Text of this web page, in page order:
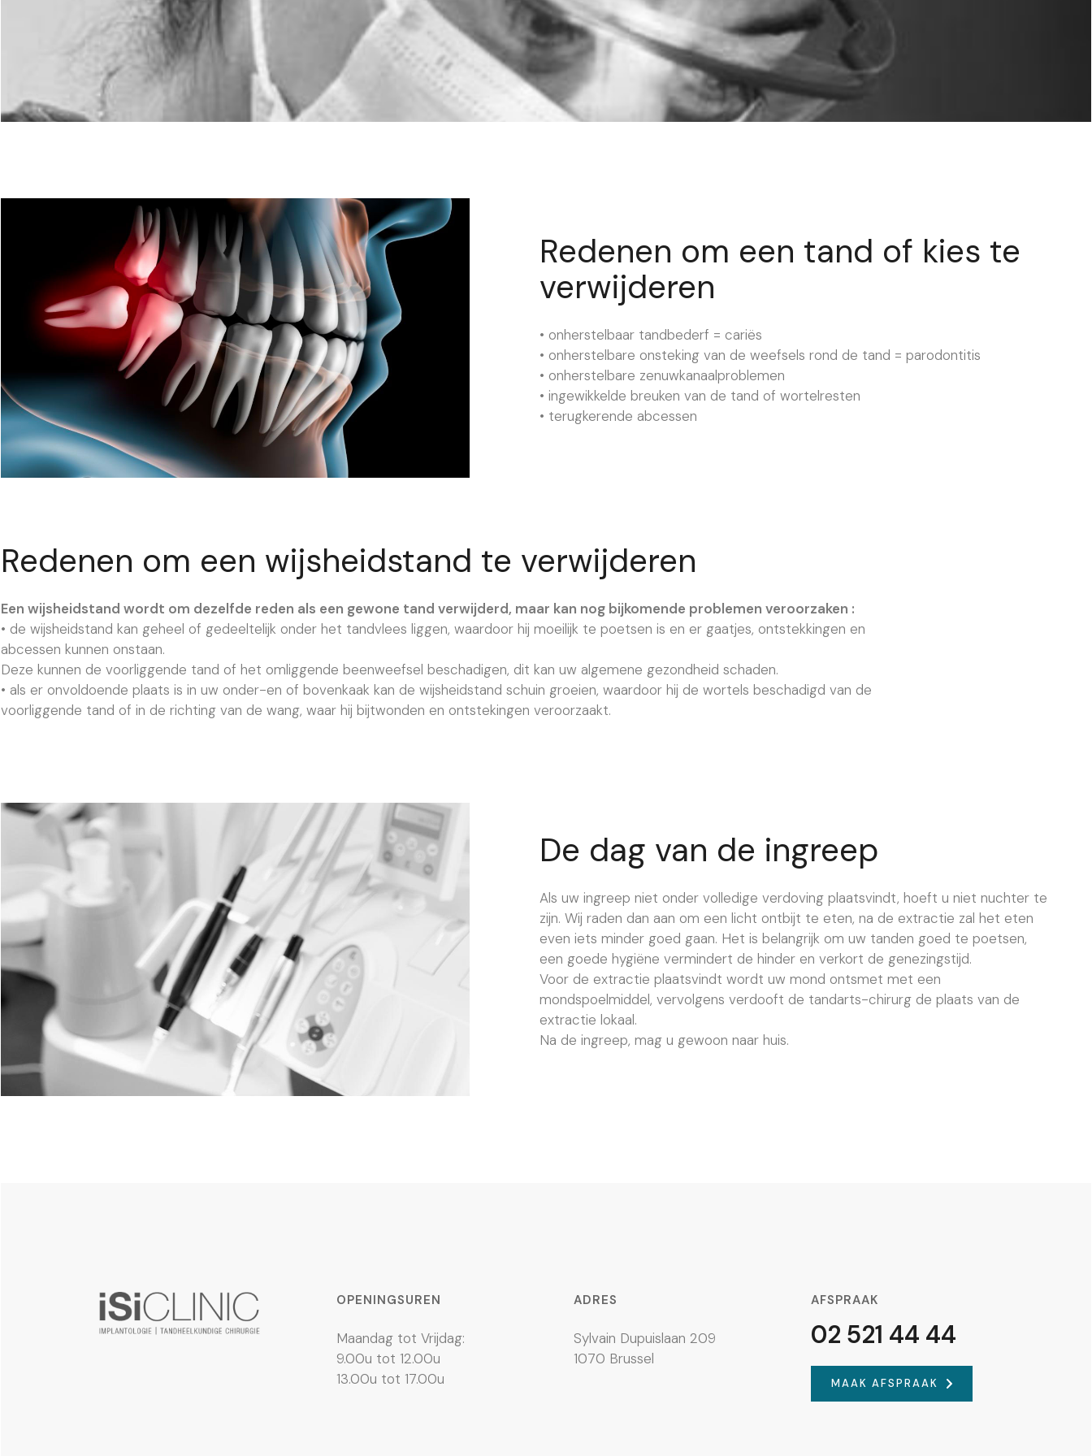
Redenen om een tand of kies te
verwijderen
• onherstelbaar tandbederf = cariës
• onherstelbare onsteking van de weefsels rond de tand = parodontitis
• onherstelbare zenuwkanaalproblemen
• ingewikkelde breuken van de tand of wortelresten
• terugkerende abcessen
Redenen om een wijsheidstand te verwijderen
Een wijsheidstand wordt om dezelfde reden als een gewone tand verwijderd, maar kan nog bijkomende problemen veroorzaken :
• de wijsheidstand kan geheel of gedeeltelijk onder het tandvlees liggen, waardoor hij moeilijk te poetsen is en er gaatjes, ontstekkingen en
abcessen kunnen onstaan.
Deze kunnen de voorliggende tand of het omliggende beenweefsel beschadigen, dit kan uw algemene gezondheid schaden.
• als er onvoldoende plaats is in uw onder-en of bovenkaak kan de wijsheidstand schuin groeien, waardoor hij de wortels beschadigd van de
voorliggende tand of in de richting van de wang, waar hij bijtwonden en ontstekingen veroorzaakt.
De dag van de ingreep
Als uw ingreep niet onder volledige verdoving plaatsvindt, hoeft u niet nuchter te
zijn. Wij raden dan aan om een licht ontbijt te eten, na de extractie zal het eten
even iets minder goed gaan. Het is belangrijk om uw tanden goed te poetsen,
een goede hygiëne vermindert de hinder en verkort de genezingstijd.
Voor de extractie plaatsvindt wordt uw mond ontsmet met een
mondspoelmiddel, vervolgens verdooft de tandarts-chirurg de plaats van de
extractie lokaal.
Na de ingreep, mag u gewoon naar huis.
OPENINGSUREN
Maandag tot Vrijdag:
9.00u tot 12.00u
13.00u tot 17.00u
ADRES
Sylvain Dupuislaan 209
1070 Brussel
AFSPRAAK
02 521 44 44
MAAK AFSPRAAK